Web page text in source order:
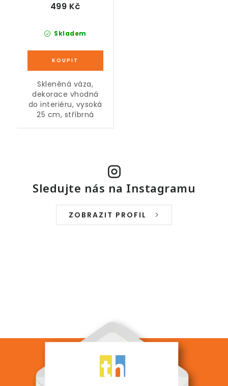
Skladem
499 Kč
Skleněná váza,
dekorace vhodná
do interiéru, vysoká
25 cm, stříbrná
Sledujte nás na Instagramu
ZOBRAZIT PROFIL